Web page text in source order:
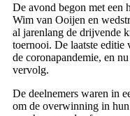
De avond begon met een
Wim van Ooijen en
al jarenlang de drijvende
toernooi. De laatste editie
de coronapandemie, en
vervolg.
De deelnemers waren in
om de overwinning in